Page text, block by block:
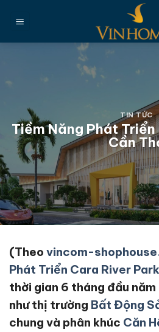
đến
TIN TỨC
Tiềm Năng Phát
Cần
(Theo vincom-
Phát Triển Cara River
thời gian 6 tháng đầu
như thị trường Bất Động
chung và phân khúc Căn